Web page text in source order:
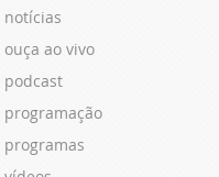
notícias
ouça ao vivo
podcast
programação
programas